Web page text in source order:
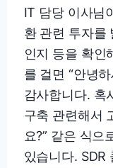
IT 담당 이사님
환 관련 투자를
인지 등을 확인
를 걸면 “안녕
감사합니다.
구축 관련해서
요?” 같은 식으
있습니다. SDR